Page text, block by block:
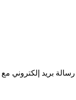
بريد إلكتروني